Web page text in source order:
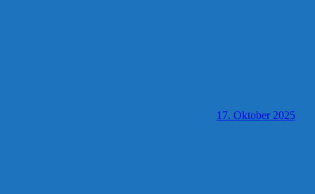
17. Oktober 2025